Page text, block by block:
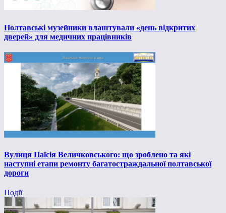
Полтавські музейники влаштували «день відкритих
дверей» для медичних працівників
Вулиця Паїсія Величковського: що зроблено та які
наступні етапи ремонту багатостраждальної полтавської
дороги
Події